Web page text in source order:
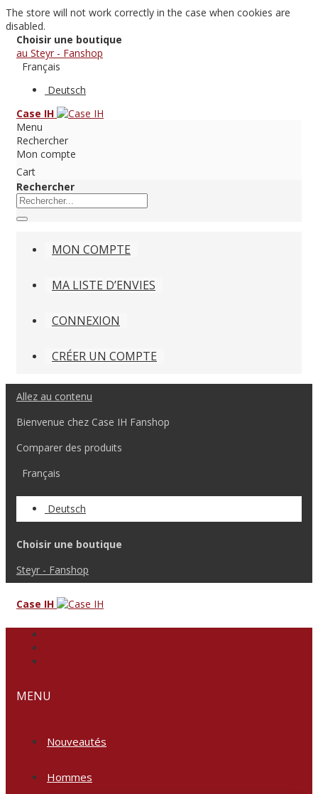
The store will not work correctly in the case when cookies are
disabled.
Choisir une boutique
au Steyr - Fanshop
Français
Deutsch
Case IH
Menu
Rechercher
Mon compte
Cart
Rechercher
MON COMPTE
MA LISTE D’ENVIES
CONNEXION
CRÉER UN COMPTE
Allez au contenu
Bienvenue chez Case IH Fanshop
Comparer des produits
Français
Deutsch
Choisir une boutique
Steyr - Fanshop
Case IH
MENU
Nouveautés
Hommes